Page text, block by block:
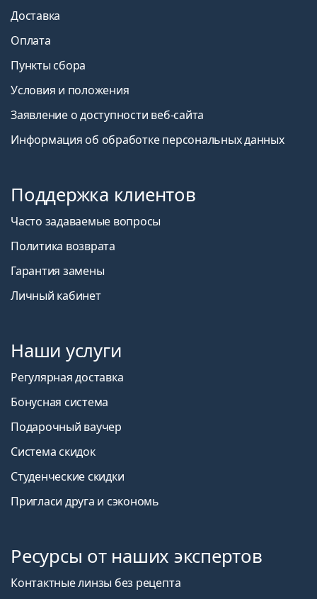
Доставка
Оплата
Пункты сбора
Условия и положения
Заявление о доступности веб-сайта
Информация об обработке персональных данных
Поддержка клиентов
Часто задаваемые вопросы
Политика возврата
Гарантия замены
Личный кабинет
Наши услуги
Регулярная доставка
Бонусная система
Подарочный ваучер
Система скидок
Студенческие скидки
Пригласи друга и сэкономь
Ресурсы от наших экспертов
Контактные линзы без рецепта